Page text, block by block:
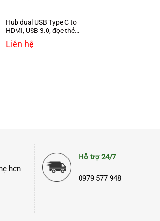
Hub dual USB Type C to
HDMI, USB 3.0, đọc thẻ
SD/TF, Type C Ugreen
80856
Liên hệ
hơn
Hỗ trợ 24/7
0979 577 948